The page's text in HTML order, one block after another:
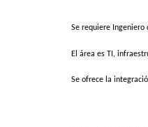
Se requiere Ingeniero
El área es TI,
Se ofrece la